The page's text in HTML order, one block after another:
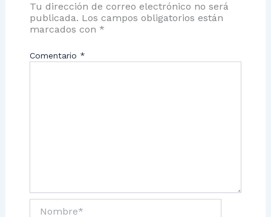
Tu dirección de correo electrónico no será
publicada. Los campos obligatorios están
marcados con *
Comentario *